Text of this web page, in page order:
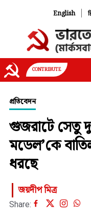
English |
CONTRIBUTE
প্রতিবেদন
গুজরাটে সেতু
মডেল’কে
ধরছে
জয়দীপ মিত্র
Share: